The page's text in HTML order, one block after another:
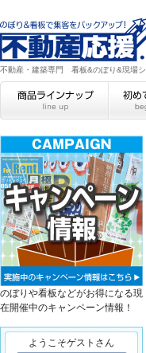
不動産・建築専門 看板&のぼり&現場
のぼりや看板などがお得になる現
在開催中のキャンペーン情報！
ようこそゲストさん